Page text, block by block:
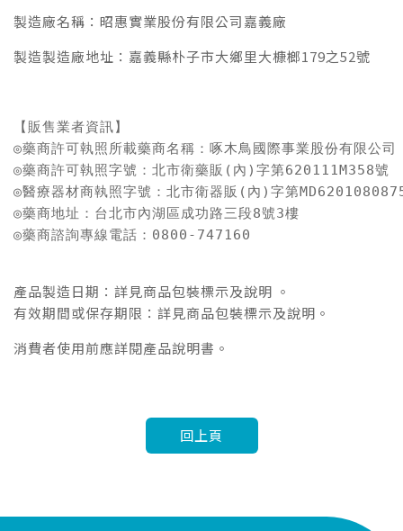
製造廠名稱：昭惠實業股份有限公司嘉義廠
製造製造廠地址：嘉義縣朴子市大鄉里大槺榔179之52號
【販售業者資訊】
◎藥商許可執照所載藥商名稱：啄木鳥國際事業股份有限公司
◎藥商許可執照字號：北市衛藥販(內)字第620111M358號
◎醫療器材商執照字號：北市衛器販(內)字第
◎藥商地址：台北市內湖區成功路三段8號3樓
◎藥商諮詢專線電話：0800-747160
產品製造日期：詳見商品包裝標示及說明 。
有效期間或保存期限：詳見商品包裝標示及說明。
消費者使用前應詳閱產品說明書。
回上頁